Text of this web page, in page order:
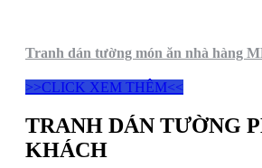
Tranh dán tường món ăn nhà hàng
>>CLICK XEM THÊM<<
TRANH DÁN TƯỜNG
KHÁCH